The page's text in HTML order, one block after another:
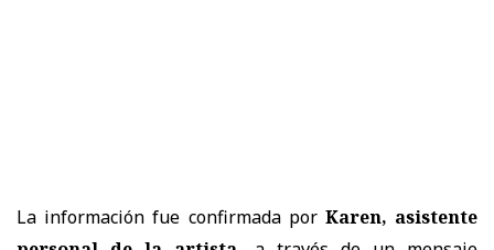
La información fue confirmada por Karen, asistente